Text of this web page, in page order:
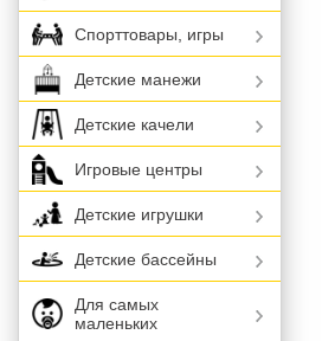
Спорттовары, игры
Детские манежи
Детские качели
Игровые центры
Детские игрушки
Детские бассейны
Для самых
маленьких